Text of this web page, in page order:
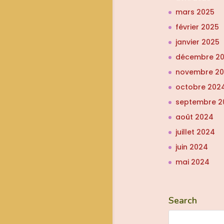
mars 2025
février 2025
janvier 2025
décembre
novembre
octobre
septembre
août 2024
juillet 2024
juin 2024
mai 2024
Search